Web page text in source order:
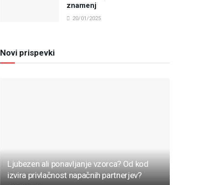
znamenj
20/01/2025
Novi prispevki
Ljubezen ali ponavljanje vzorca? Od kod
izvira privlačnost napačnih partnerjev?